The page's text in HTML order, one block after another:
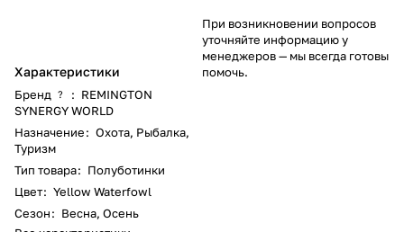
Характеристики
Бренд ? : REMINGTON
SYNERGY WORLD
Назначение: Охота, Рыбалка,
Туризм
Тип товара: Полуботинки
Цвет: Yellow Waterfowl
Сезон: Весна, Осень
При возникновении вопросов
уточняйте информацию у
менеджеров— мы всегда готовы
помочь.